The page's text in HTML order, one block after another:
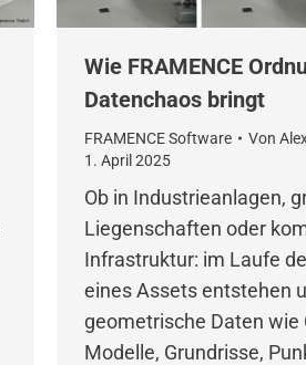
Wie FRAMENCE
Datenchaos bringt
FRAMENCE Software Von
1. April 2025
Ob in Industrieanlagen,
Liegenschaften oder
Infrastruktur: im Laufe
eines Assets entstehen
geometrische Daten wie
Modelle, Grundrisse,